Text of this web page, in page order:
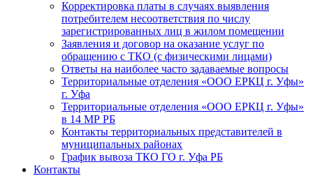
Корректировка платы в случаях выявления
потребителем несоответствия по числу
зарегистрированных лиц в жилом помещении
Заявления и договор на оказание услуг по
обращению с ТКО (с физическими лицами)
Ответы на наиболее часто задаваемые вопросы
Территориальные отделения «ООО ЕРКЦ г. Уфы»
г. Уфа
Территориальные отделения «ООО ЕРКЦ г. Уфы»
в 14 МР РБ
Контакты территориальных представителей в
муниципальных районах
График вывоза ТКО ГО г. Уфа РБ
Контакты